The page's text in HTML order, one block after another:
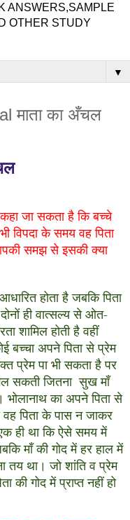
ANSWERS,SAMPLE
OTHER STUDY
▼
माता का अँचल
जा सकता है कि बच्चे
विपदा के समय वह पिता
समझ से इसकी क्या
होता है जबकि पिता
ही वात्सल्य से ओत-
शामिल होती है वहीं
बच्चा अपने पिता से प्रेम
प्रेम पा भी सकता है पर
सकती जितना सुख माँ
भोलानाथ का अपने पिता से
पिता के पास न जाकर
ही था कि ऐसे समय में
माँ की गोद में हर हाल में
तय था। जो शांति व प्रेम
की गोद में प्राप्त नहीं हो